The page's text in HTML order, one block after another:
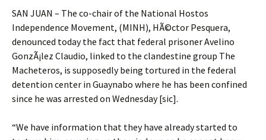
SAN JUAN – The co-chair of the National Hostos
Independence Movement, (MINH), HÃ©ctor Pesquera,
denounced today the fact that federal prisoner Avelino
GonzÃ¡lez Claudio, linked to the clandestine group The
Macheteros, is supposedly being tortured in the federal
detention center in Guaynabo where he has been confined
since he was arrested on Wednesday [sic].
“We have information that they have already started to